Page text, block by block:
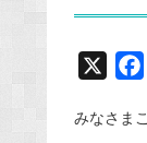
みなさま